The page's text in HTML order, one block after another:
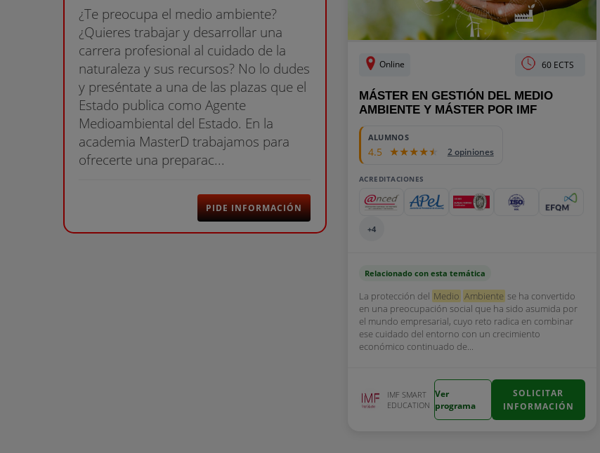
¿Te preocupa el medio ambiente?
¿Quieres trabajar y desarrollar una
carrera profesional al cuidado de la
naturaleza y sus recursos? No lo dudes
y preséntate a una de las plazas que el
Estado publica como Agente
Medioambiental del Estado. En la
academia MasterD trabajamos para
ofrecerte una preparac...
PIDE INFORMACIÓN
Online 60 ECTS
MÁSTER EN GESTIÓN DEL MEDIO
AMBIENTE Y MÁSTER POR IMF
ALUMNOS
4.5 2 opiniones
ACREDITACIONES
+4
Relacionado con esta temática
La protección del Medio Ambiente se ha convertido
en una preocupación social que ha sido asumida por
el mundo empresarial, cuyo reto radica en combinar
ese cuidado del entorno con un crecimiento
económico continuado de...
IMF SMART
EDUCATION
Ver
programa
SOLICITAR
INFORMACIÓN